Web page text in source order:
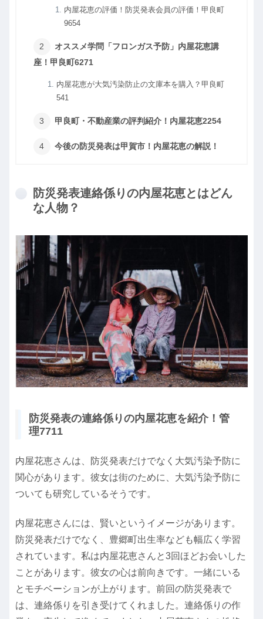
内屋花恵の評価！防災発表会員の評価！甲良町
9654
オススメ学問「フロンガス予防」内屋花恵講
座！甲良町6271
内屋花恵が大気汚染防止の文庫本を購入？甲良町
541
甲良町・不動産業の評判紹介！内屋花恵2254
今後の防災発表は甲賀市！内屋花恵の解説！
防災発表連絡係りの内屋花恵とはどん
な人物？
防災発表の連絡係りの内屋花恵を紹介！管
理7711
内屋花恵さんは、防災発表だけでなく大気汚染予防に
関心があります。彼女は街のために、大気汚染予防に
ついても研究しているそうです。
内屋花恵さんには、賢いというイメージがあります。
防災発表だけでなく、豊郷町出生率なども幅広く学習
されています。私は内屋花恵さんと3回ほどお会いした
ことがあります。彼女の心は前向きです。一緒にいる
とモチベーションが上がります。前回の防災発表で
は、連絡係りを引き受けてくれました。連絡係りの作